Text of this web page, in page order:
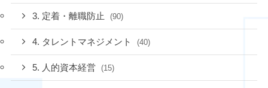
3. 定着・離職防止 (90)
4. タレントマネジメント (40)
5. 人的資本経営 (15)